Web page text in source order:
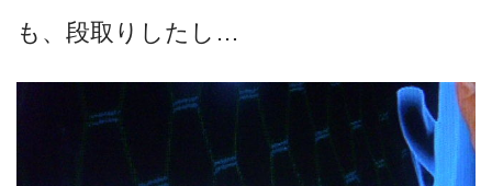
も、段取りしたし…